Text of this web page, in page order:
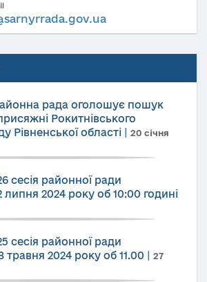
рада оголошує пошук
Рокитнівського
Рівненської області
20 січня
сесія районної ради
липня 2024 року об 10:00 годині
сесія районної ради
травня 2024 року об 11.00
27